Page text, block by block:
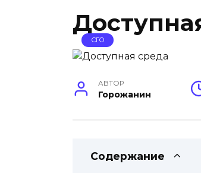
СГО
АВТОР
Горожанин
Содержание